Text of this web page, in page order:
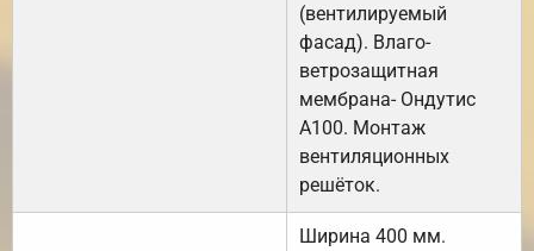
(вентилируемый
фасад). Влаго-
ветрозащитная
мембрана- Ондутис
А100. Монтаж
вентиляционных
решёток.
Ширина 400 мм.